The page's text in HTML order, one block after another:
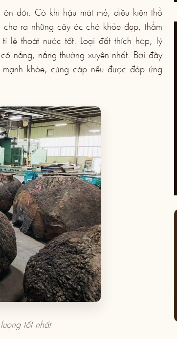
đới. Có khí hậu mát mẻ, điều kiện thổ
ra những cây óc chó khỏe đẹp, thẩm
lệ thoát nước tốt. Loại đất thích hợp, lý
nắng, nắng thường xuyên nhất. Bởi đây
khỏe, cứng cáp nếu được đáp ứng
tốt nhất